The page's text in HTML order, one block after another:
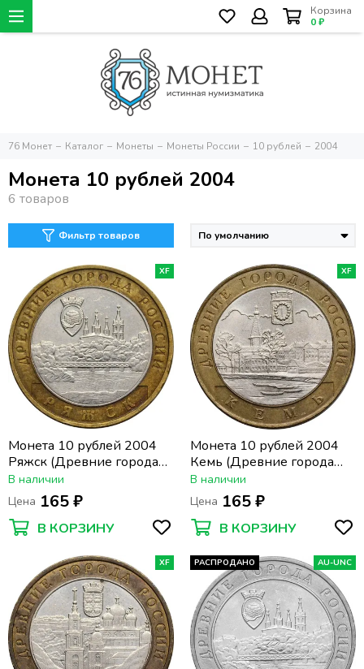
Корзина
0 ₽
76 Монет Каталог Монеты Монеты России 10 рублей 2004
Монета 10 рублей 2004
Фильтр товаров
XF
Монета 10 рублей 2004
Ряжск (Древние города
России)
В наличии
Цена 165 ₽
В КОРЗИНУ
XF
Монета 10 рублей 2004
Кемь (Древние города
России)
В наличии
Цена 165 ₽
В КОРЗИНУ
XF РАСПРОДАНО AU-UNC